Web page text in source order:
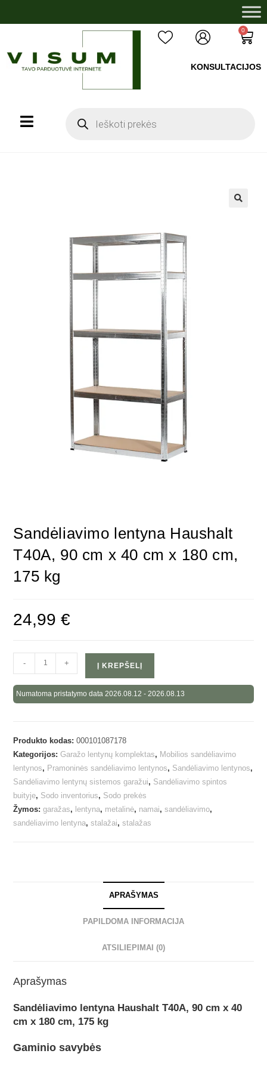
0
KONSULTACIJOS
Sandėliavimo lentyna Haushalt
T40A, 90 cm x 40 cm x 180 cm,
175 kg
24,99€
- + Į KREPŠELĮ
Numatoma pristatymo data 2026.08.12 - 2026.08.13
Produkto kodas:000101087178
Kategorijos:Garažo lentynų komplektas, Mobilios sandėliavimo
lentynos, Pramoninės sandėliavimo lentynos, Sandėliavimo lentynos,
Sandėliavimo lentynų sistemos garažui, Sandėliavimo spintos
buityje, Sodo inventorius, Sodo prekės
Žymos:garažas, lentyna, metalinė, namai,sandėliavimo,
sandėliavimo lentyna,stalažai,stalažas
APRAŠYMAS
PAPILDOMA INFORMACIJA
ATSILIEPIMAI (0)
Aprašymas
Sandėliavimo lentyna Haushalt T40A, 90 cm x 40
cm x 180 cm, 175 kg
Gaminio savybės